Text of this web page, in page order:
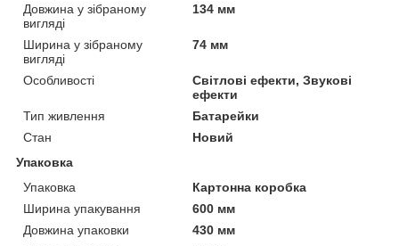
Довжина у зібраному
вигляді
134 мм
Ширина у зібраному
вигляді
74 мм
Особливості
Світлові ефекти, Звукові
ефекти
Тип живлення
Батарейки
Стан
Новий
Упаковка
Упаковка
Картонна коробка
Ширина упакування
600 мм
Довжина упаковки
430 мм